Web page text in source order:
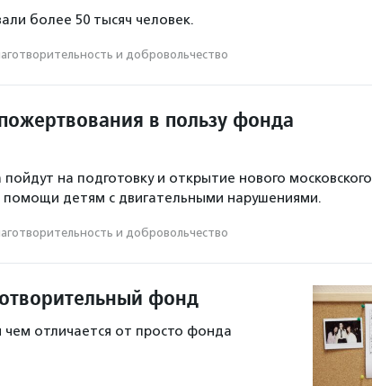
более 50 тысяч человек.
и доброволь­чест­во
в пользу фонда
на подготовку и открытие нового московского
помощи детям с двигательными нарушениями.
и доброволь­чест­во
фонд
отличается от просто фонда